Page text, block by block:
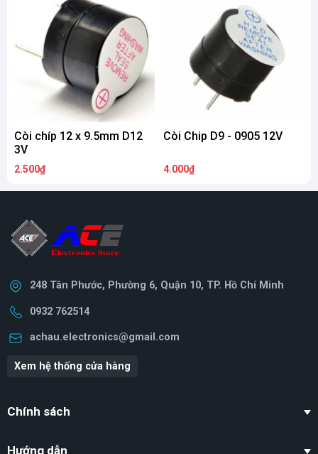
Còi chíp 12 x 9.5mm D12
3V
2.500₫
Còi Chip D9 - 0905 12V
4.000₫
248 Tân Phước, Phường 6, Quận 10, TP. Hồ Chí Minh
0932 762514
achau.electronics@gmail.com
Xem hệ thống cửa hàng
Chính sách
Hướng dẫn